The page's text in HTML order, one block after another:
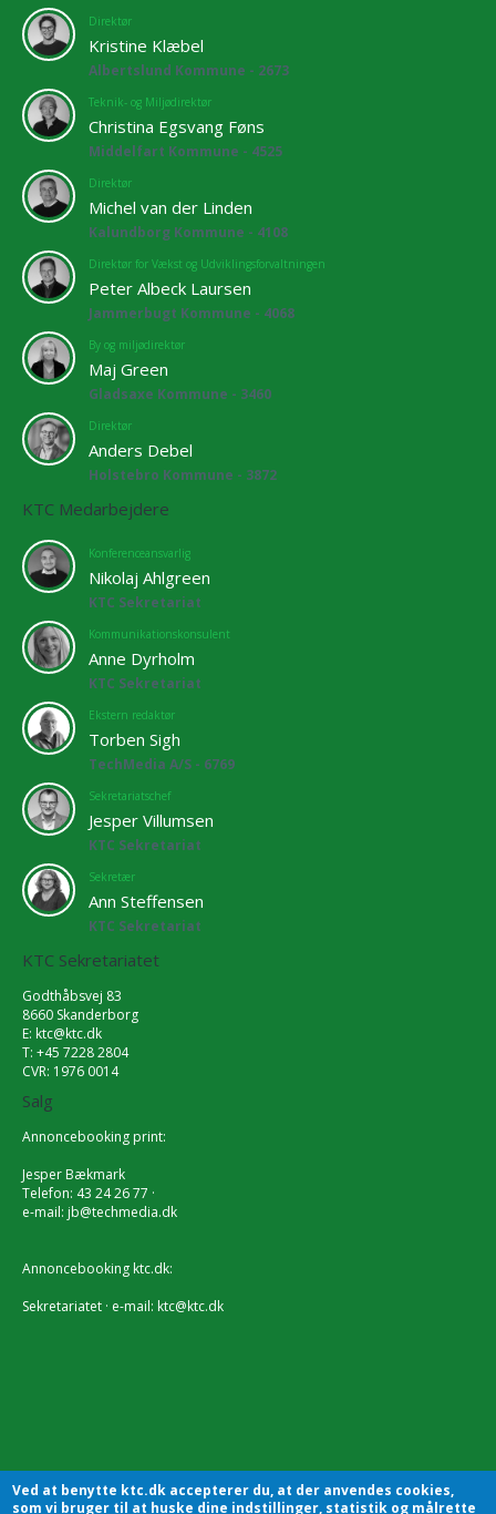
Direktør
Kristine Klæbel
Albertslund Kommune - 2673
Teknik- og Miljødirektør
Christina Egsvang Føns
Middelfart Kommune - 4525
Direktør
Michel van der Linden
Kalundborg Kommune - 4108
Direktør for Vækst og Udviklingsforvaltningen
Peter Albeck Laursen
Jammerbugt Kommune - 4068
By og miljødirektør
Maj Green
Gladsaxe Kommune - 3460
Direktør
Anders Debel
Holstebro Kommune - 3872
KTC Medarbejdere
Konferenceansvarlig
Nikolaj Ahlgreen
KTC Sekretariat
Kommunikationskonsulent
Anne Dyrholm
KTC Sekretariat
Ekstern redaktør
Torben Sigh
TechMedia A/S - 6769
Sekretariatschef
Jesper Villumsen
KTC Sekretariat
Sekretær
Ann Steffensen
KTC Sekretariat
KTC Sekretariatet
Godthåbsvej 83
8660 Skanderborg
E: ktc@ktc.dk
T: +45 7228 2804
CVR: 1976 0014
Salg
Annoncebooking print:
Jesper Bækmark
Telefon: 43 24 26 77 ·
e-mail: jb@techmedia.dk
Annoncebooking ktc.dk:
Sekretariatet · e-mail: ktc@ktc.dk
Ved at benytte ktc.dk accepterer du, at der anvendes cookies,
som vi bruger til at huske dine indstillinger, statistik og målrette